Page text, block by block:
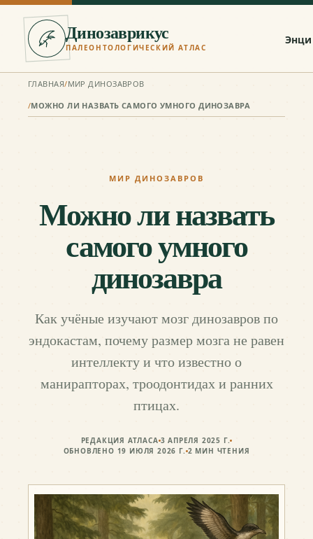
Динозаврикус
ПАЛЕОНТОЛОГИЧЕСКИЙ АТЛАС
ГЛАВНАЯ/МИР ДИНОЗАВРОВ
/МОЖНО ЛИ НАЗВАТЬ САМОГО УМНОГО ДИНОЗАВРА
МИР ДИНОЗАВРОВ
Можно ли назвать
самого умного
динозавра
Как учёные изучают мозг динозавров по
эндокастам, почему размер мозга не равен
интеллекту и что известно о
манирапторах, троодонтидах и ранних
птицах.
РЕДАКЦИЯ АТЛАСА 3 АПРЕЛЯ 2025 Г.
ОБНОВЛЕНО 19 ИЮЛЯ 2026 Г. 2 МИН ЧТЕНИЯ